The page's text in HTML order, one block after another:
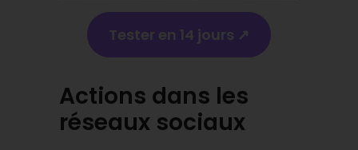
Tester en 14 jours ↗️
Actions dans les
réseaux sociaux